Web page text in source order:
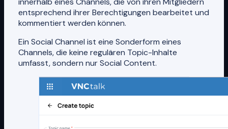
entsprechend ihrer Berechtigungen bearbeitet und
kommentiert werden können.
Ein Social Channel ist eine Sonderform eines
Channels, die keine regulären Topic-Inhalte
umfasst, sondern nur Social Content.